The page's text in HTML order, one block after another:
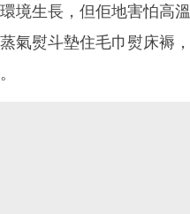
境生長，但佢地害怕高
氣熨斗墊住毛巾熨床褥